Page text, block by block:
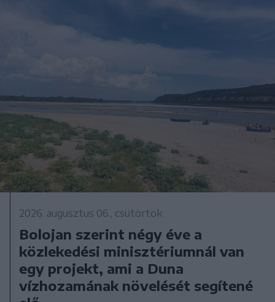
2026. augusztus 06., csütörtök
Bolojan szerint négy éve a
közlekedési minisztériumnál van
egy projekt, ami a Duna
vízhozamának növelését segítené